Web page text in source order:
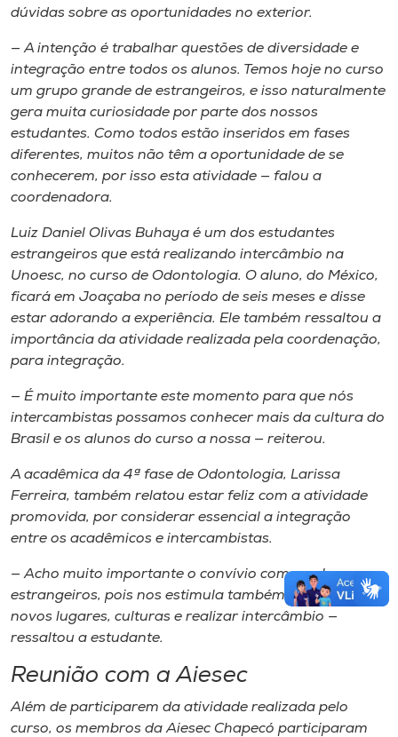
dúvidas sobre as oportunidades no exterior.
— A intenção é trabalhar questões de diversidade e
integração entre todos os alunos. Temos hoje no curso
um grupo grande de estrangeiros, e isso naturalmente
gera muita curiosidade por parte dos nossos
estudantes. Como todos estão inseridos em fases
diferentes, muitos não têm a oportunidade de se
conhecerem, por isso esta atividade — falou a
coordenadora.
Luiz Daniel Olivas Buhaya é um dos estudantes
estrangeiros que está realizando intercâmbio na
Unoesc, no curso de Odontologia. O aluno, do México,
ficará em Joaçaba no período de seis meses e disse
estar adorando a experiência. Ele também ressaltou a
importância da atividade realizada pela coordenação,
para integração.
— É muito importante este momento para que nós
intercambistas possamos conhecer mais da cultura do
Brasil e os alunos do curso a nossa — reiterou.
A acadêmica da 4ª fase de Odontologia, Larissa
Ferreira, também relatou estar feliz com a atividade
promovida, por considerar essencial a integração
entre os acadêmicos e intercambistas.
— Acho muito importante o convívio com os alunos
estrangeiros, pois nos estimula também a conhecer
novos lugares, culturas e realizar intercâmbio —
ressaltou a estudante.
Reunião com a Aiesec
Além de participarem da atividade realizada pelo
curso, os membros da Aiesec Chapecó participaram